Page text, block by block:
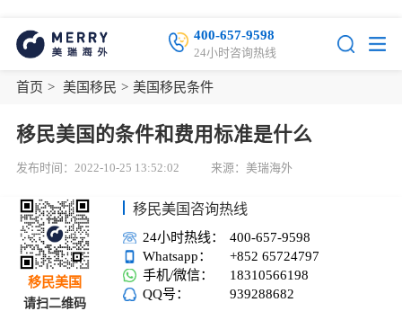
400-657-9598
24小时咨询热线
首页 > 美国移民 > 美国移民条件
移民美国的条件和费用标准是什么
发布时间：2022-10-25 13:52:02 来源：美瑞海外
移民美国
请扫二维码
移民美国咨询热线
24小时热线：
400-657-9598
Whatsapp：
+852 65724797
手机/微信：
18310566198
QQ号：
939288682